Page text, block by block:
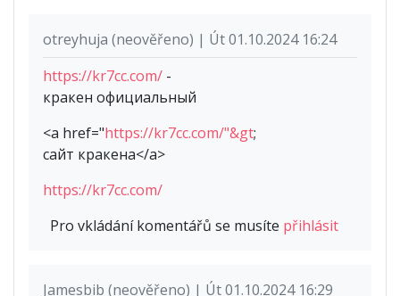
otreyhuja (neověřeno) | Út 01.10.2024 16:24
https://kr7cc.com/ -
кракен официальный
<a href="https://kr7cc.com/"&gt;
сайт кракена</a>
https://kr7cc.com/
Pro vkládání komentářů se musíte přihlásit
Jamesbib (neověřeno) | Út 01.10.2024 16:29